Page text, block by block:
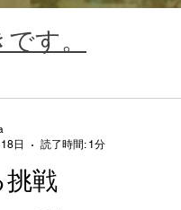
挑戦
日
読了時間: 1分
す。